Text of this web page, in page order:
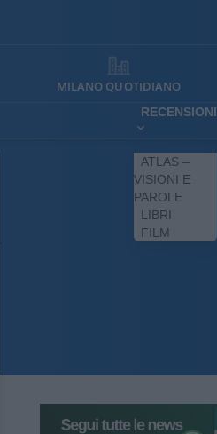
MILANO QUOTIDIANO
RECENSIONI
ATLAS –
VISIONI E
PAROLE
LIBRI
FILM